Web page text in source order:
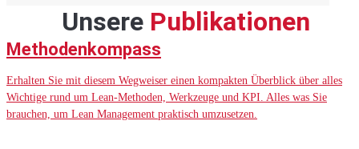
Unsere Publikationen
Methodenkompass
Erhalten Sie mit diesem Wegweiser einen kompakten Überblick über alles
Wichtige rund um Lean-Methoden, Werkzeuge und KPI. Alles was Sie
brauchen, um Lean Management praktisch umzusetzen.